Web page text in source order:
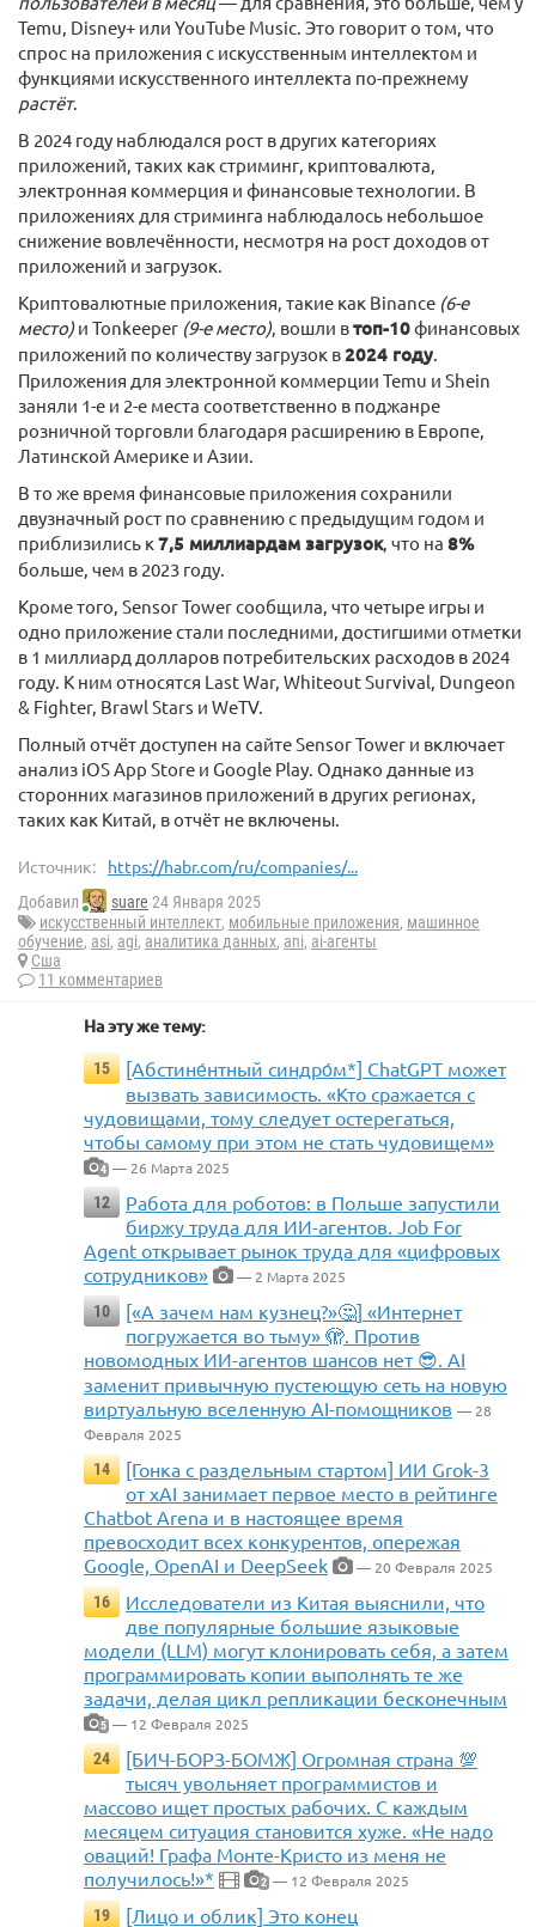
Temu, Disney+ или YouTube Music. Это говорит о том, что
спрос на приложения с искусственным интеллектом и
функциями искусственного интеллекта по-прежнему
растёт.
В 2024 году наблюдался рост в других категориях
приложений, таких как стриминг, криптовалюта,
электронная коммерция и финансовые технологии. В
приложениях для стриминга наблюдалось небольшое
снижение вовлечённости, несмотря на рост доходов от
приложений и загрузок.
Криптовалютные приложения, такие как Binance (6-е
место)и Tonkeeper (9-е место), вошли втоп-10финансовых
приложений по количеству загрузок в2024 году.
Приложения для электронной коммерции Temu и Shein
заняли 1-е и 2-е места соответственно в поджанре
розничной торговли благодаря расширению в Европе,
Латинской Америке и Азии.
В то же время финансовые приложения сохранили
двузначный рост по сравнению с предыдущим годом и
приблизились к7,5 миллиардам загрузок, что на 8%
больше, чем в 2023 году.
Кроме того, Sensor Tower сообщила, что четыре игры и
одно приложение стали последними, достигшими отметки
в 1 миллиард долларов потребительских расходов в 2024
году. К ним относятся Last War, Whiteout Survival, Dungeon
& Fighter, Brawl Stars и WeTV.
Полный отчёт доступен на сайте Sensor Tower и включает
анализ iOS App Store и Google Play. Однако данные из
сторонних магазинов приложений в других регионах,
таких как Китай, в отчёт не включены.
Источник: https://habr.com/ru/companies/...
Добавил suare 24 Января 2025
искусственный интеллект, мобильные приложения, машинное
обучение, asi, agi, аналитика данных, ani, ai-агенты
Сша
11 комментариев
На эту же тему:
15
[Абстине́нтный синдро́м*] ChatGPT может
вызвать зависимость. «Кто сражается с
чудовищами, тому следует остерегаться,
чтобы самому при этом не стать чудовищем»
4 — 26 Марта 2025
12
Работа для роботов: в Польше запустили
биржу труда для ИИ-агентов. Job For
Agent открывает рынок труда для «цифровых
сотрудников»
— 2 Марта 2025
10
[«А зачем нам кузнец?»🤔] «Интернет
погружается во тьму» 🫣. Против
новомодных ИИ-агентов шансов нет 😎. AI
заменит привычную пустеющую сеть на новую
виртуальную вселенную AI-помощников — 28
Февраля 2025
14
[Гонка с раздельным стартом] ИИ Grok-3
от xAI занимает первое место в рейтинге
Chatbot Arena и в настоящее время
превосходит всех конкурентов, опережая
Google, OpenAI и DeepSeek
— 20 Февраля 2025
16
Исследователи из Китая выяснили, что
две популярные большие языковые
модели (LLM) могут клонировать себя, а затем
программировать копии выполнять те же
задачи, делая цикл репликации бесконечным
5 — 12 Февраля 2025
24
[БИЧ-БОРЗ-БОМЖ] Огромная страна 💯
тысяч увольняет программистов и
массово ищет простых рабочих. С каждым
месяцем ситуация становится хуже. «Не надо
оваций! Графа Монте-Кристо из меня не
получилось!»*
2 — 12 Февраля 2025
19
[Лицо и облик] Это конец